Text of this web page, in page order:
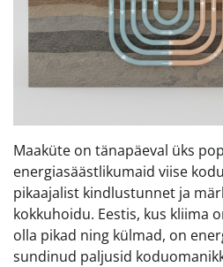
Maaküte on tänapäeval üks
energiasäästlikumaid viise
pikaajalist kindlustunnet ja
kokkuhoidu. Eestis, kus kliima
olla pikad ning külmad, on
sundinud paljusid